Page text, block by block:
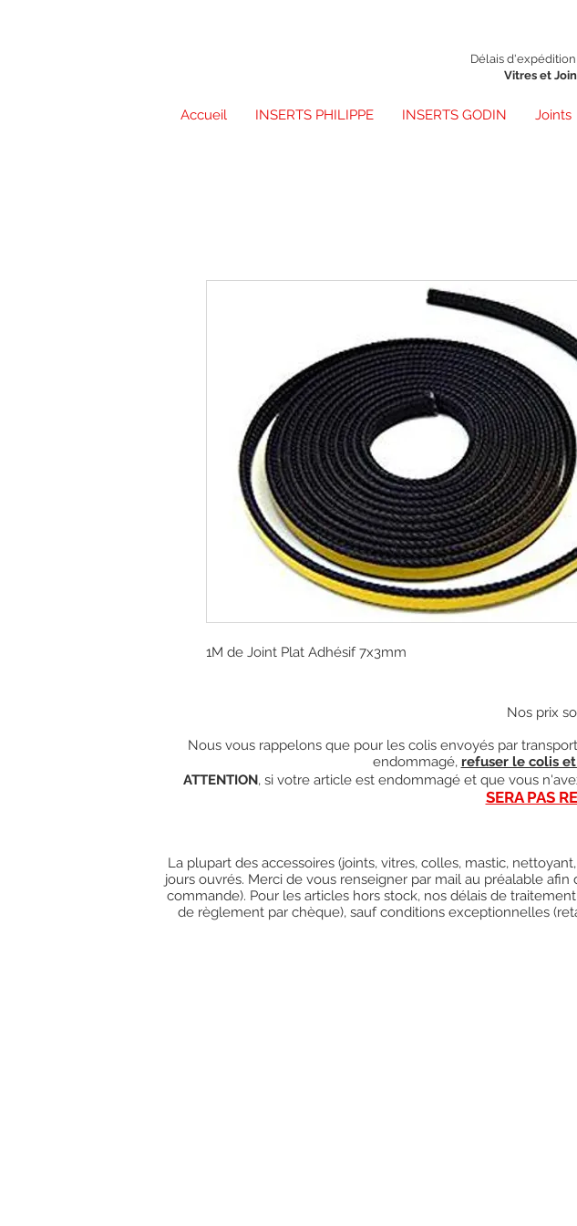
Délais
Vitres et
Accueil INSERTS PHILIPPE INSERTS GODIN Joints
1M de Joint Plat Adhésif 7x3mm
Nos prix
Nous vous rappelons que pour les colis envoyés par
endommagé, refuser le colis
ATTENTION, si votre article est endommagé et que vous
SERA PAS
La plupart des accessoires (joints, vitres, colles, mastic,
jours ouvrés. Merci de vous renseigner par mail au préalable
commande). Pour les articles hors stock, nos délais de
de règlement par chèque), sauf conditions exceptionnelles